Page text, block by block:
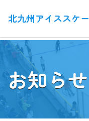
北九州アイススケ
お知らせ